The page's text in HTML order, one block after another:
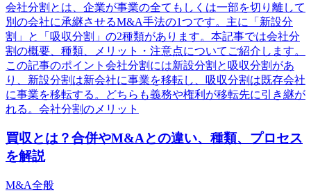
会社分割とは、企業が事業の全てもしくは一部を切り離して
別の会社に承継させるM&A手法の1つです。主に「新設分
割」と「吸収分割」の2種類があります。本記事では会社分
割の概要、種類、メリット・注意点についてご紹介します。
この記事のポイント会社分割には新設分割と吸収分割があ
り、新設分割は新会社に事業を移転し、吸収分割は既存会社
に事業を移転する。どちらも義務や権利が移転先に引き継が
れる。会社分割のメリット
買収とは？合併やM&Aとの違い、種類、プロセス
を解説
M&A全般